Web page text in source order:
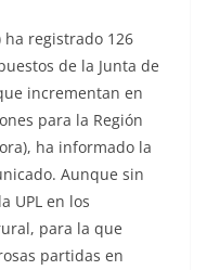
ha registrado 126
de la Junta de
incrementan en
para la Región
ha informado la
Aunque sin
UPL en los
para la que
partidas en